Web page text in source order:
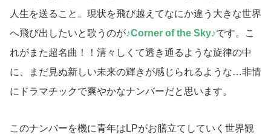
人生を送ること。現状を飛び越えてなにか違う大きな世界
へ飛び出したいと歌うのが♪Corner of the Sky♪です。こ
れがまた超名曲！！清々しくて透き通るような旋律の中
に、まだ見ぬ新しい未来の輝きが感じられるような…非情
にドラマチックで爽やかなナンバーだと思います。
このナンバーを機に青年はLPがお膳立てしていく世界観